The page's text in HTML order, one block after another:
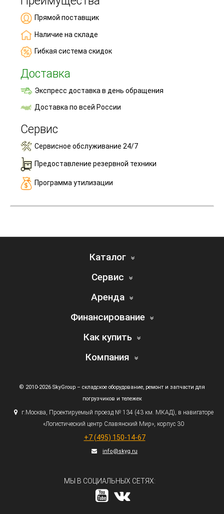
Прямой поставщик
Наличие на складе
Гибкая система скидок
Доставка
Экспресс доставка в день обращения
Доставка по всей России
Сервис
Сервисное обслуживание 24/7
Предоставление резервной техники
Программа утилизации
Каталог
Сервис
Аренда
Финансирование
Как купить
Компания
© 2010-2026 SkyGroup – складское оборудование, ремонт и запчасти для
погрузчиков и тележек
г.Москва, Проектируемый проезд № 134 (43км. МКАД), в навигаторе
«Логистический центр Славянский Мир», корпус 30
+7 (495) 150-14-67
info@skyg.ru
МЫ В СОЦИАЛЬНЫХ СЕТЯХ: